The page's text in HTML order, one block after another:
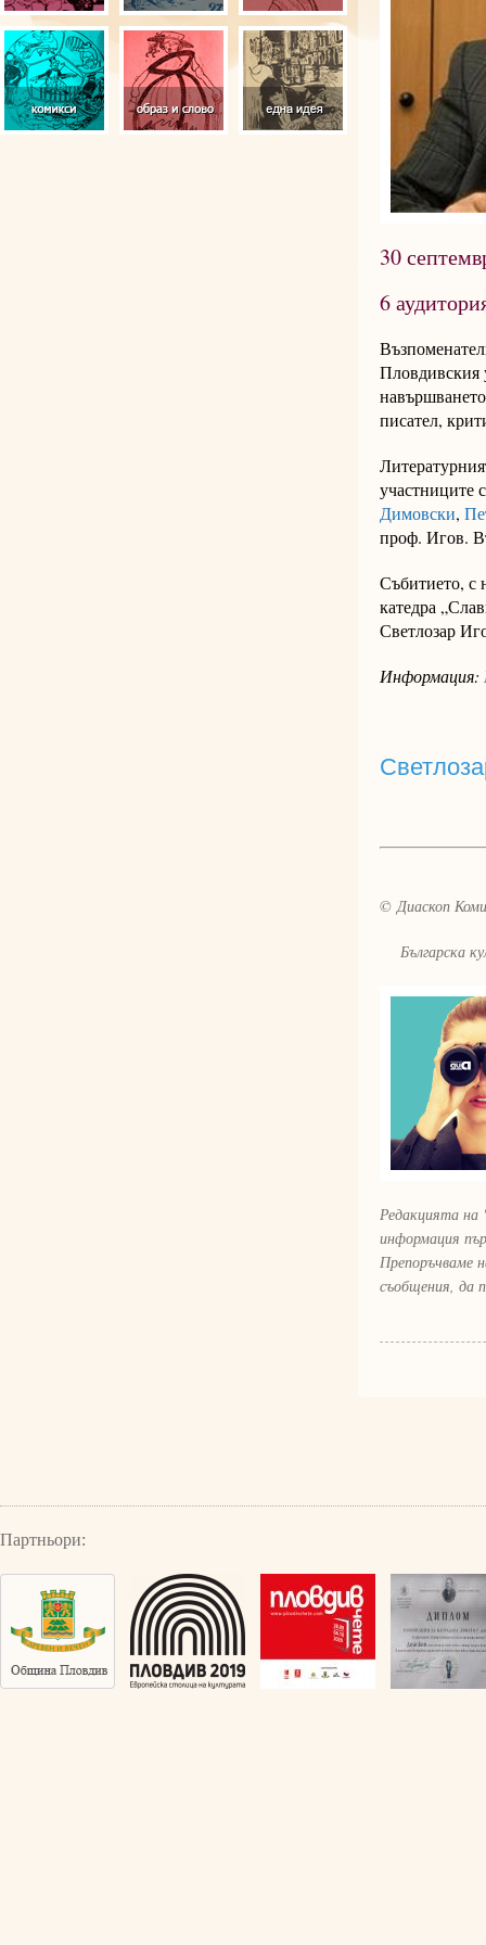
30
6
Пловдивския
писател,
участниците
Димовски,
проф. Игов.
Събитието, с
катедра
Светлозар
Информация:
© Диаскоп
Българска
Редакцията на
информация
Препоръчваме
съобщения, да
Партньори: